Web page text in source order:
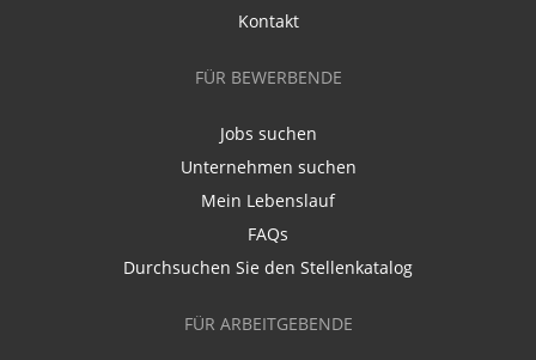
Kontakt
FÜR BEWERBENDE
Jobs suchen
Unternehmen suchen
Mein Lebenslauf
FAQs
Durchsuchen Sie den Stellenkatalog
FÜR ARBEITGEBENDE